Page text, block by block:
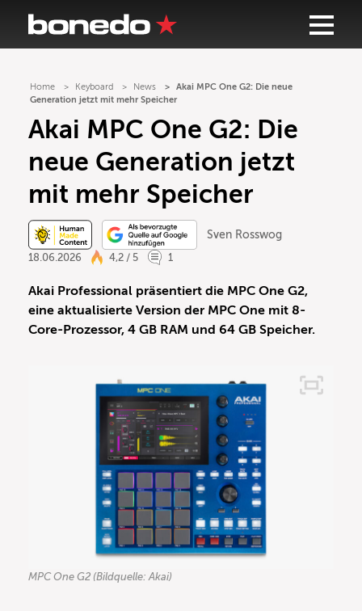
Home Keyboard News
Akai MPC One G2: Die neue
Generation jetzt mit mehr Speicher
Akai MPC One G2: Die
neue Generation jetzt
mit mehr Speicher
Sven Rosswog
18.06.2026
4,2 / 5 1
Akai Professional präsentiert die MPC One G2,
eine aktualisierte Version der MPC One mit 8-
Core-Prozessor, 4 GB RAM und 64 GB Speicher.
MPC One G2 (Bildquelle: Akai)